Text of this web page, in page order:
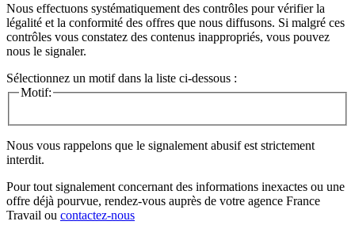
Nous effectuons systématiquement des contrôles pour vérifier la
légalité et la conformité des offres que nous diffusons. Si malgré ces
contrôles vous constatez des contenus inappropriés, vous pouvez
nous le signaler.
Sélectionnez un motif dans la liste ci-dessous :
Motif:
Nous vous rappelons que le signalement abusif est strictement
interdit.
Pour tout signalement concernant des informations inexactes ou une
offre déjà pourvue, rendez-vous auprès de votre agence France
Travail ou contactez-nous